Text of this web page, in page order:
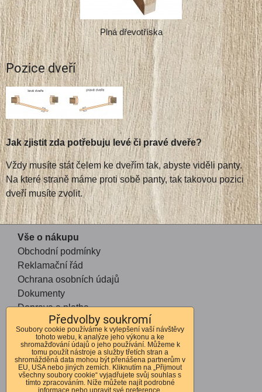
Plná dřevotříska
Pozice dveří
Jak zjistit zda potřebuju levé či pravé dveře?
Vždy musíte stát čelem ke dveřím tak, abyste viděli panty.
Na které straně máme proti sobě panty, tak takovou pozici
dveří musíte zvolit.
Vše o nákupu
Obchodní podmínky
Reklamační řád
Ochrana osobních údajů
Dokumenty
Doprava a platba
Kontakt
Andrea Mohauptová
Kvítkov 56
Česká Lípa
Předvolby soukromí
Soubory cookie používáme k vylepšení vaší návštěvy
tohoto webu, k analýze jeho výkonu a ke
shromažďování údajů o jeho používání. Můžeme k
tomu použít nástroje a služby třetích stran a
shromážděná data mohou být přenášena partnerům v
EU, USA nebo jiných zemích. Kliknutím na „Přijmout
všechny soubory cookie“ vyjadřujete svůj souhlas s
tímto zpracováním. Níže můžete najít podrobné
informace nebo upravit své preference.